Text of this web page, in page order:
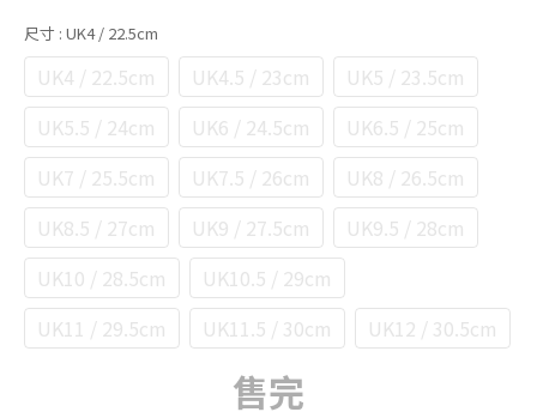
尺寸 : UK4 / 22.5cm
UK4 / 22.5cm UK4.5 / 23cm
UK5 / 23.5cm
UK5.5 / 24cm
UK6 / 24.5cm
UK6.5 / 25cm
UK7 / 25.5cm
UK7.5 / 26cm
UK8 / 26.5cm
UK8.5 / 27cm
UK9 / 27.5cm
UK9.5 / 28cm
UK10 / 28.5cm
UK10.5 / 29cm
UK11 / 29.5cm
UK11.5 / 30cm UK12 / 30.5cm
售完